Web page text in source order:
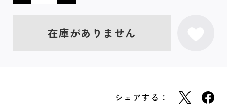
在庫がありません
シェアする：